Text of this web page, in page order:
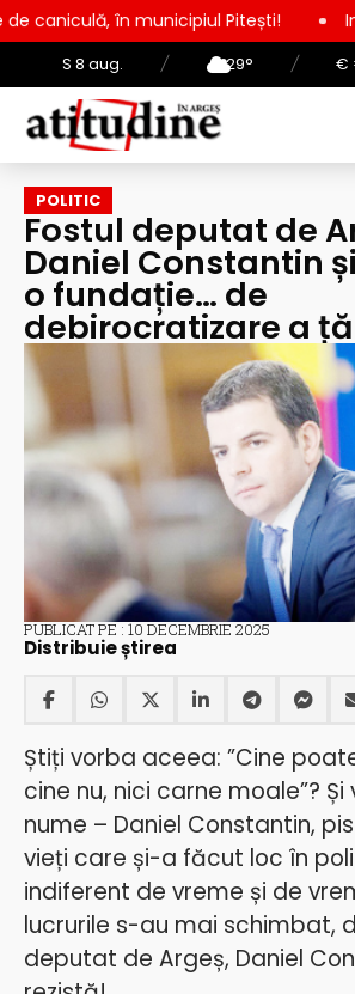
S 8 aug. / 29° / €
Pitești! Intrare GRATUITĂ
POLITIC
Fostul deputat de
Daniel Constantin
o fundație… de
debirocratizare a
PUBLICAT PE : 10 DECEMBRIE 2025
Distribuie știrea
Știți vorba aceea: ”Cine
cine nu, nici carne moale”?
nume – Daniel Constantin,
vieți care și-a făcut loc în
indiferent de vreme și de
lucrurile s-au mai schimbat,
deputat de Argeș, Daniel